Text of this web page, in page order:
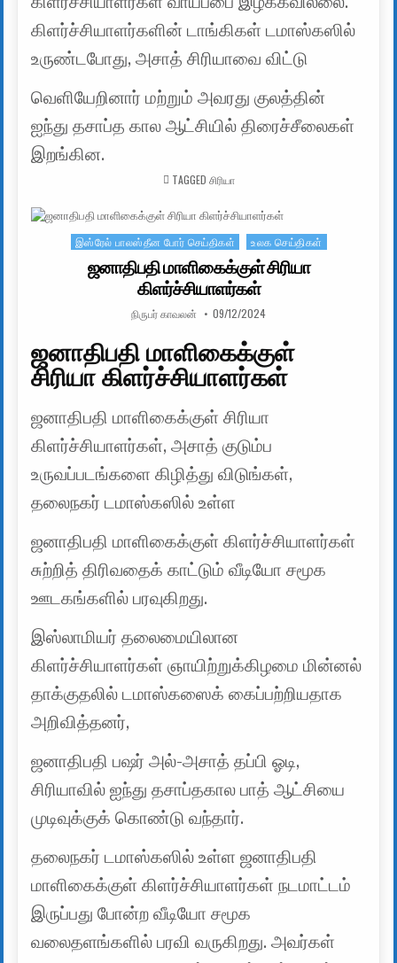
கிளர்ச்சியாளர்களின் டாங்கிகள் டமாஸ்கஸில்
உருண்டபோது, ​​​​அசாத் சிரியாவை விட்டு
வெளியேறினார் மற்றும் அவரது குலத்தின்
ஐந்து தசாப்த கால ஆட்சியில் திரைச்சீலைகள்
இறங்கின.
TAGGED சிரியா
Posted in
இஸ்ரேல் பாலஸ்தீன போர் செய்திகள் உலக செய்திகள்
ஜனாதிபதி மாளிகைக்குள் சிரியா
கிளர்ச்சியாளர்கள்
AUTHOR:
நிருபர் காவலன் PUBLISHED DATE:
09/12/2024
ஜனாதிபதி மாளிகைக்குள்
சிரியா கிளர்ச்சியாளர்கள்
ஜனாதிபதி மாளிகைக்குள் சிரியா
கிளர்ச்சியாளர்கள், அசாத் குடும்ப
உருவப்படங்களை கிழித்து விடுங்கள்,
தலைநகர் டமாஸ்கஸில் உள்ள
ஜனாதிபதி மாளிகைக்குள் கிளர்ச்சியாளர்கள்
சுற்றித் திரிவதைக் காட்டும் வீடியோ சமூக
ஊடகங்களில் பரவுகிறது.
இஸ்லாமியர் தலைமையிலான
கிளர்ச்சியாளர்கள் ஞாயிற்றுக்கிழமை மின்னல்
தாக்குதலில் டமாஸ்கஸைக் கைப்பற்றியதாக
அறிவித்தனர்,
ஜனாதிபதி பஷர் அல்-அசாத் தப்பி ஓடி,
சிரியாவில் ஐந்து தசாப்தகால பாத் ஆட்சியை
முடிவுக்குக் கொண்டு வந்தார்.
தலைநகர் டமாஸ்கஸில் உள்ள ஜனாதிபதி
மாளிகைக்குள் கிளர்ச்சியாளர்கள் நடமாட்டம்
இருப்பது போன்ற வீடியோ சமூக
வலைதளங்களில் பரவி வருகிறது. அவர்கள்